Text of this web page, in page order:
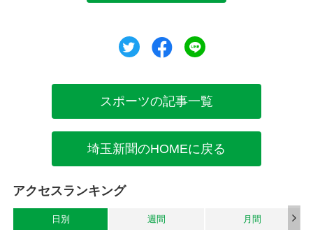
ツイートシェア
スポーツの記事一覧
埼玉新聞のHOMEに戻る
アクセスランキング
日別 週間 月間